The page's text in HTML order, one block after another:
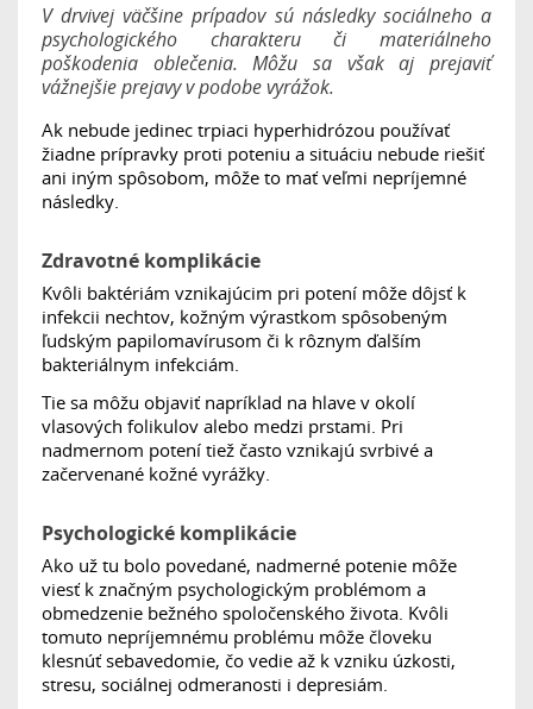
V drvivej väčšine prípadov sú následky sociálneho a
psychologického charakteru či materiálneho
poškodenia oblečenia. Môžu sa však aj prejaviť
vážnejšie prejavy v podobe vyrážok.
Ak nebude jedinec trpiaci hyperhidrózou používať
žiadne prípravky proti poteniu a situáciu nebude riešiť
ani iným spôsobom, môže to mať veľmi nepríjemné
následky.
Zdravotné komplikácie
Kvôli baktériám vznikajúcim pri potení môže dôjsť k
infekcii nechtov, kožným výrastkom spôsobeným
ľudským papilomavírusom či k rôznym ďalším
bakteriálnym infekciám.
Tie sa môžu objaviť napríklad na hlave v okolí
vlasových folikulov alebo medzi prstami. Pri
nadmernom potení tiež často vznikajú svrbivé a
začervenané kožné vyrážky.
Psychologické komplikácie
Ako už tu bolo povedané, nadmerné potenie môže
viesť k značným psychologickým problémom a
obmedzenie bežného spoločenského života. Kvôli
tomuto nepríjemnému problému môže človeku
klesnúť sebavedomie, čo vedie až k vzniku úzkosti,
stresu, sociálnej odmeranosti i depresiám.